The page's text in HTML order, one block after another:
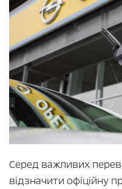
Серед важливих
відзначити офіційну